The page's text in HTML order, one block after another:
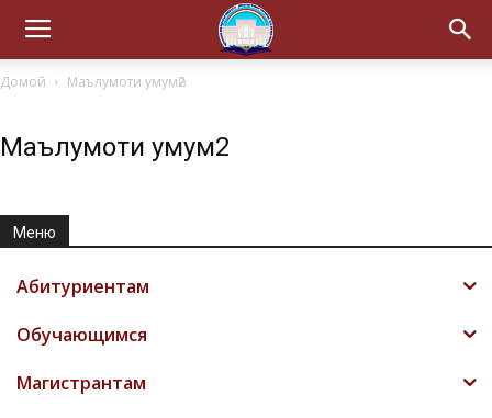
Домой Маълумоти умумӣ2
Маълумоти умумӣ2
Меню
Абитуриентам
Обучающимся
Магистрантам